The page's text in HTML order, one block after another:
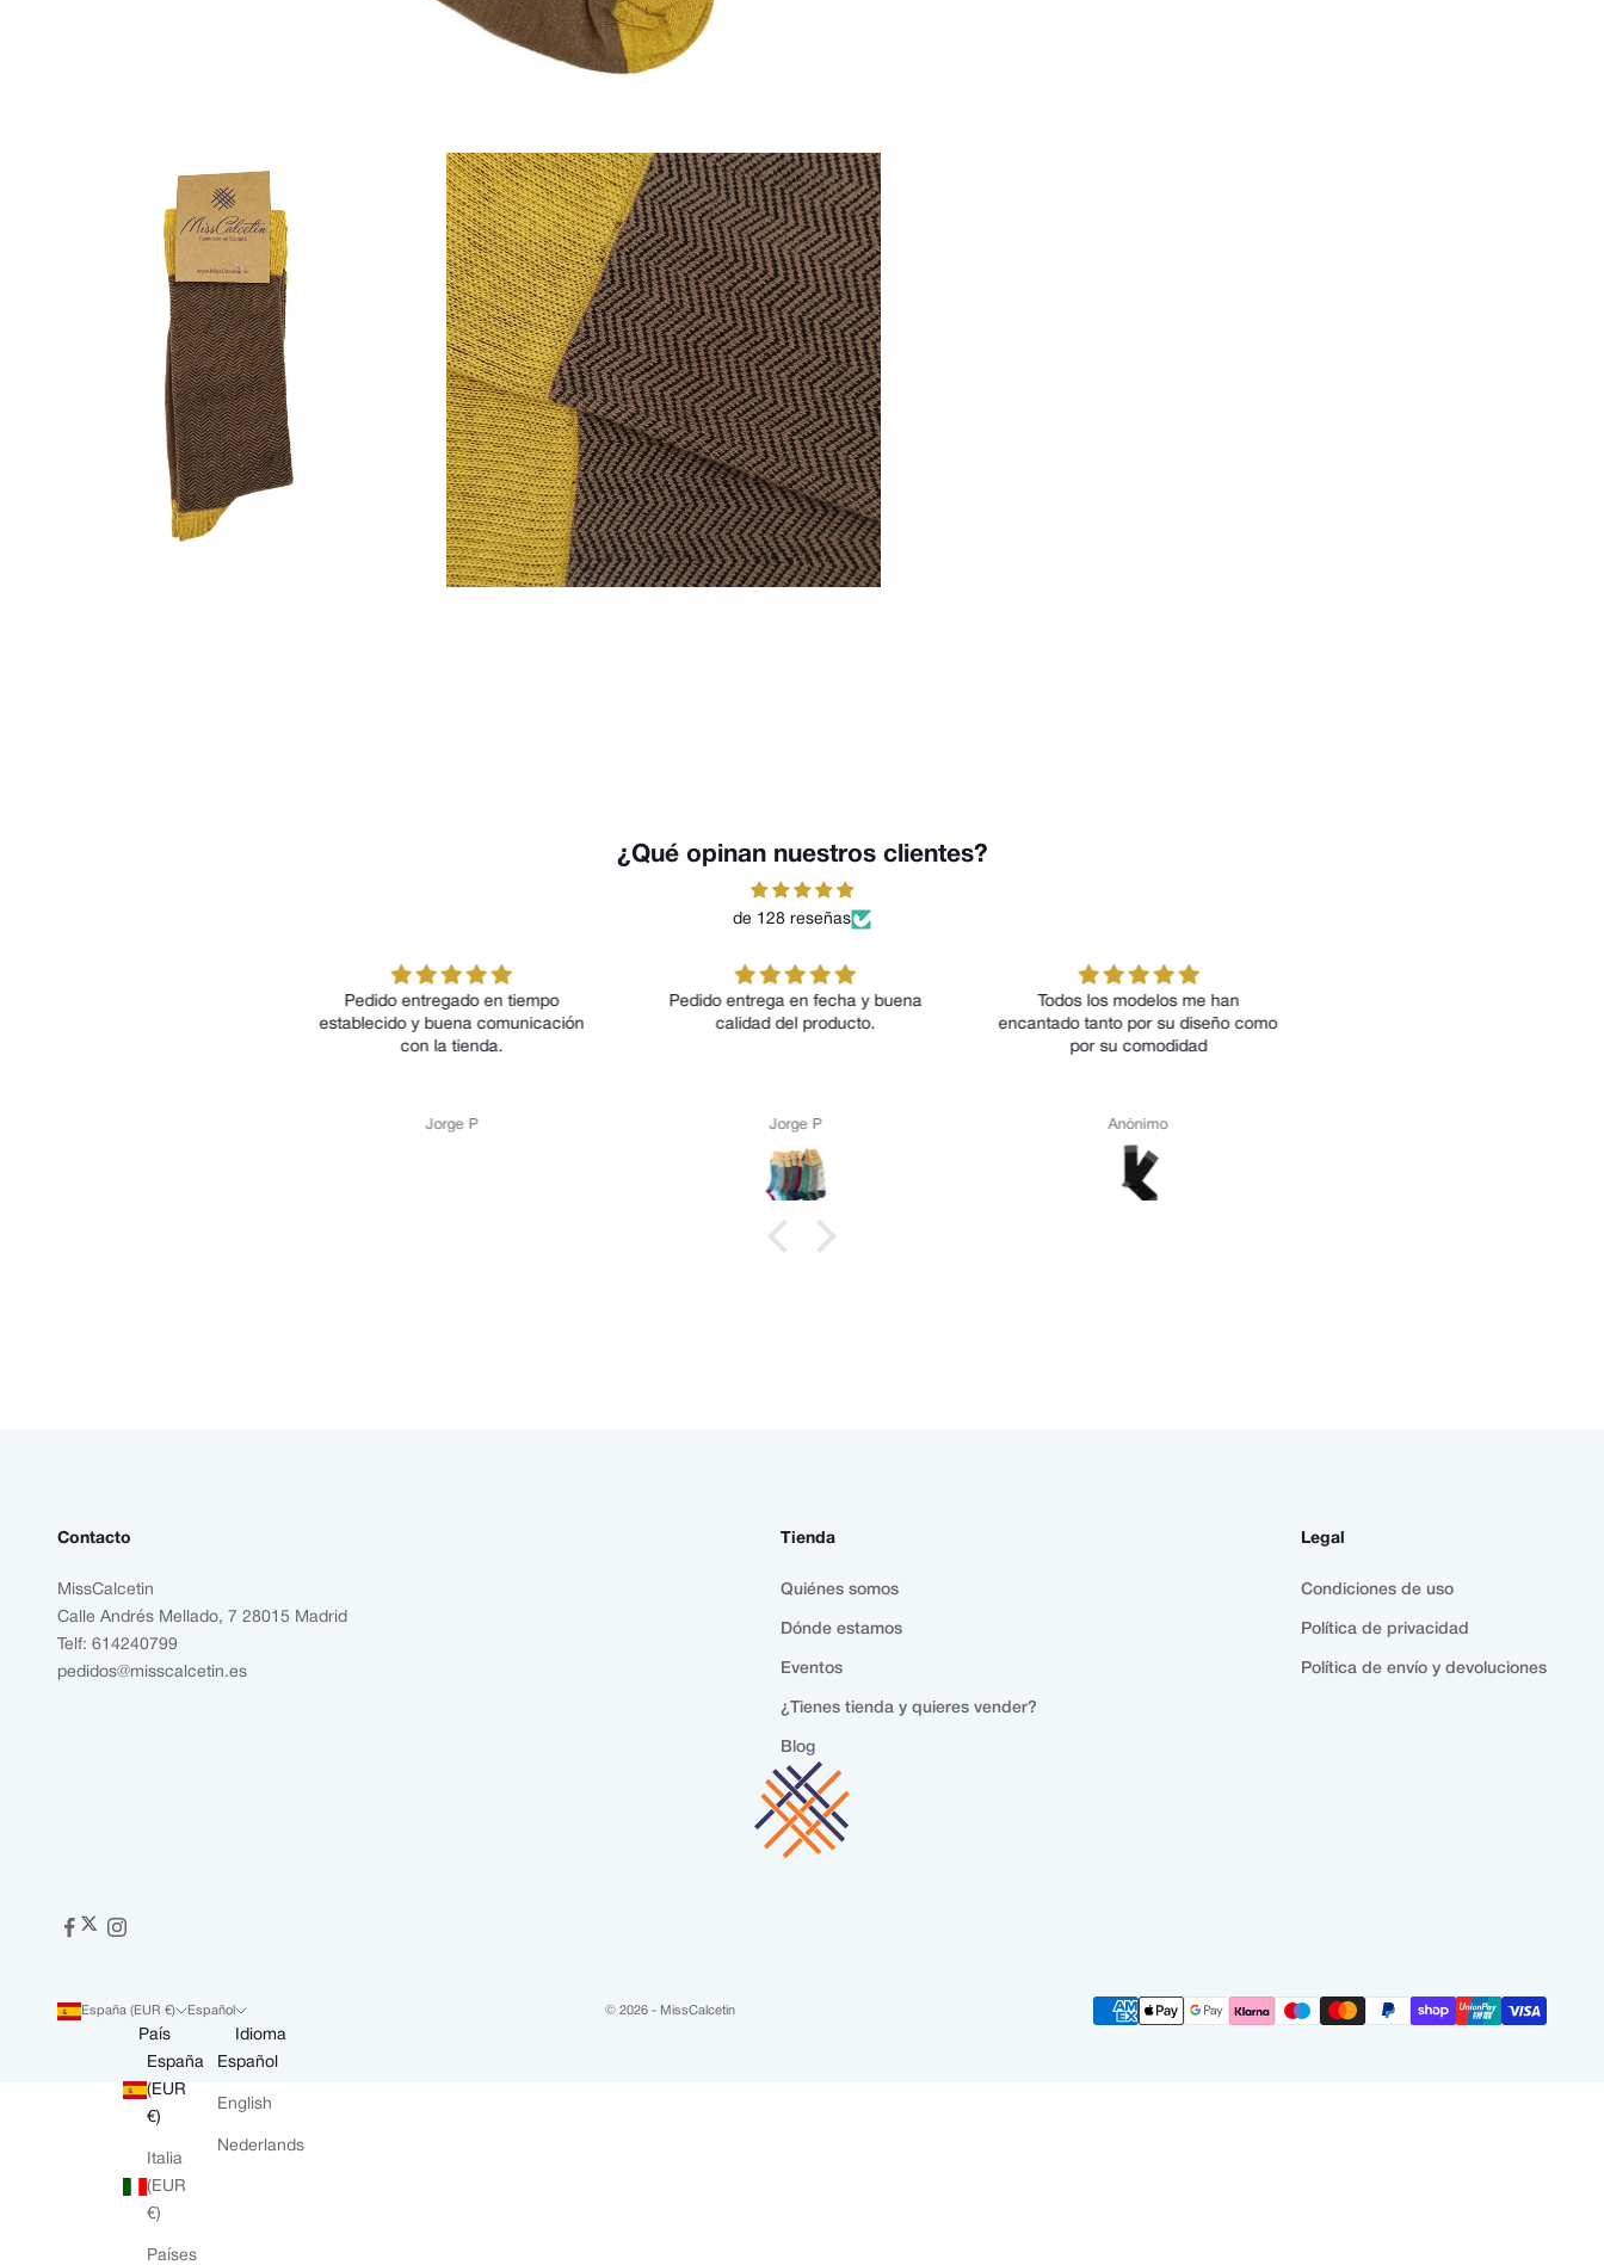
¿Qué opinan nuestros clientes?
de 128 reseñas
Pedido entrega en fecha y buena
calidad del producto.
Jorge P
Todos los modelos me han
encantado tanto por su diseño como
Anónimo
Magnífica la calidad del producto.
Julio Talegón
Contacto
MissCalcetin
Calle Andrés Mellado, 7 28015 Madrid
Telf: 614240799
pedidos@misscalcetin.es
Tienda
Quiénes somos
Dónde estamos
Eventos
¿Tienes tienda y quieres vender?
Blog
Legal
Condiciones de uso
Política de privacidad
Política de envío y devoluciones
España (EUR €)
País
España
(EUR
€)
Italia
(EUR
€)
Países
Español
Idioma
Español
English
Nederlands
© 2026 - MissCalcetin